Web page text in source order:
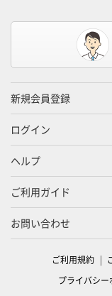
新規会員登録
ログイン
ヘルプ
ご利用ガイド
お問い合わせ
ご利用規約
プライバシー